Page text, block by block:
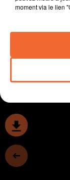
moment via le lien